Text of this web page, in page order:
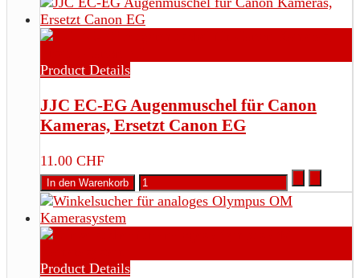
Product Details
JJC EC-EG Augenmuschel für Canon
Kameras, Ersetzt Canon EG
11.00 CHF
Product Details